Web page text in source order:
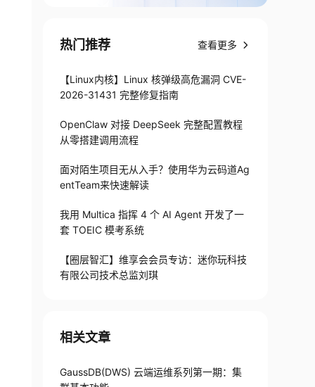
热门推荐 查看更多
【Linux内核】Linux 核弹级高危漏洞 CVE-
2026-31431 完整修复指南
OpenClaw 对接 DeepSeek 完整配置教程
从零搭建调用流程
面对陌生项目无从入手？使用华为云码道Ag
entTeam来快速解读
我用 Multica 指挥 4 个 AI Agent 开发了一
套 TOEIC 模考系统
【圈层智汇】维享会会员专访：迷你玩科技
有限公司技术总监刘琪
相关文章
GaussDB(DWS) 云端运维系列第一期：集